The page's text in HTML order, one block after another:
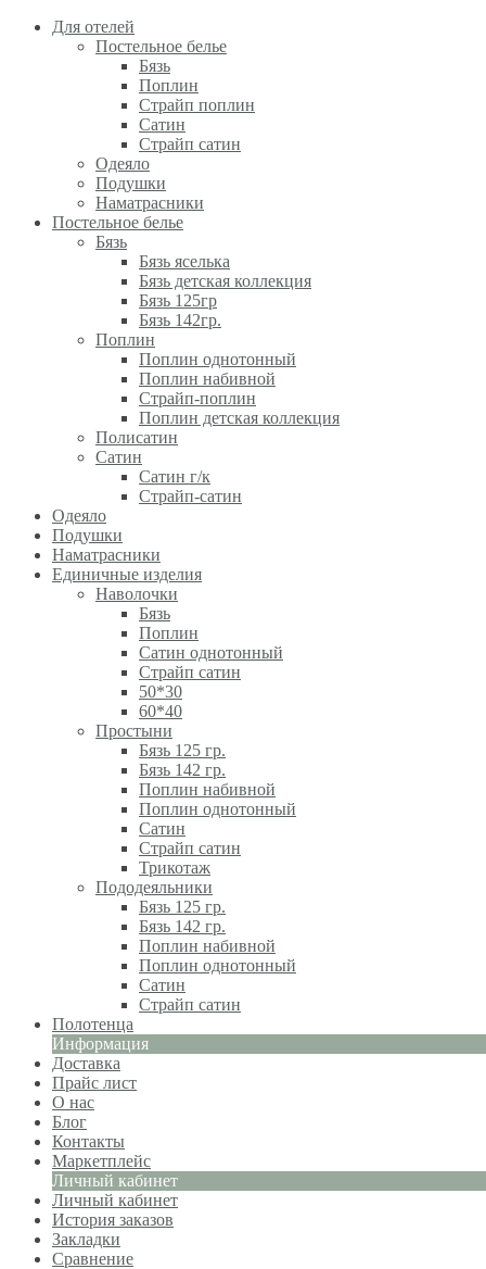
Для отелей
Постельное белье
Бязь
Поплин
Страйп поплин
Сатин
Страйп сатин
Одеяло
Подушки
Наматрасники
Постельное белье
Бязь
Бязь яселька
Бязь детская коллекция
Бязь 125гр
Бязь 142гр.
Поплин
Поплин однотонный
Поплин набивной
Страйп-поплин
Поплин детская коллекция
Полисатин
Сатин
Сатин г/к
Страйп-сатин
Одеяло
Подушки
Наматрасники
Единичные изделия
Наволочки
Бязь
Поплин
Сатин однотонный
Страйп сатин
50*30
60*40
Простыни
Бязь 125 гр.
Бязь 142 гр.
Поплин набивной
Поплин однотонный
Сатин
Страйп сатин
Трикотаж
Пододеяльники
Бязь 125 гр.
Бязь 142 гр.
Поплин набивной
Поплин однотонный
Сатин
Страйп сатин
Полотенца
Информация
Доставка
Прайс лист
О нас
Блог
Контакты
Маркетплейс
Личный кабинет
Личный кабинет
История заказов
Закладки
Сравнение